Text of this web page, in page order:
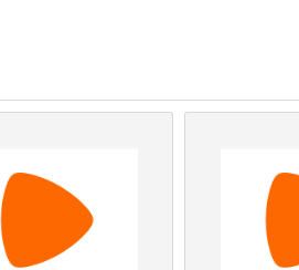
• Unesi svoju e-mail adresu
• Odaberi željeni način plaćanja